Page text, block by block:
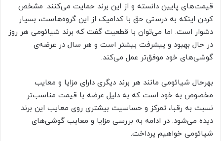
قیمت‌های پایین دانسته و از این برند حمایت می‌کنند. مشخص
کردن اینکه به درستی حق با کدامیک از این گروه‌هاست، بسیار
دشوار است. اما می‌توان با قطعیت گفت که برند شیائومی هر روز
در حال بهبود و پیشرفت بیشتر است و هر سال در عرضه‌ی
گوشی‌های خود موفق‌تر عمل می‌کند.
بهرحال شیائومی مانند هر برند دیگری دارای مزایا و معایب
مخصوص به خود است که به دلیل عرضه با قیمت مناسب‌تر
نسبت به رقبا، تمرکز و حساسیت بیشتری روی معایب این برند
دیده می‌شود. در ادامه به بررسی مزایا و معایب گوشی‌های
شیائومی خواهیم پرداخت.